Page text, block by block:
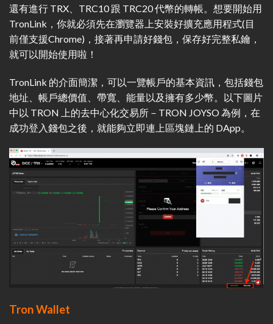
還有進行 TRX、TRC10 跟 TRC20 代幣的轉帳。想要開始用
TronLink，你就必須先在瀏覽器上安裝好擴充應用程式(目
前僅支援Chrome)，接著再申請好錢包，保存好完整私鑰，
就可以開始使用啦！
TronLink 的介面簡潔，可以一覽帳戶的基本資訊，包括錢包
地址、帳戶總價值、帶寬、能量以及擁有多少幣。以下圖片
中以 TRON 上的去中心化交易所－TRON JOYSO 為例，在
成功登入錢包之後，就能夠立即連上區塊鏈上的 DApp。
Tron Wallet